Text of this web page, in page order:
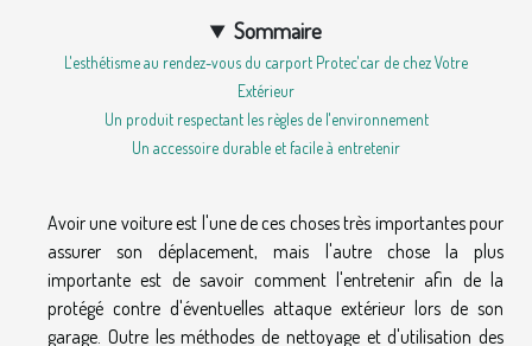
Sommaire
L'esthétisme au rendez-vous du carport Protec'car de chez Votre
Extérieur
Un produit respectant les règles de l'environnement
Un accessoire durable et facile à entretenir
Avoir une voiture est l'une de ces choses très importantes pour
assurer son déplacement, mais l'autre chose la plus
importante est de savoir comment l'entretenir afin de la
protégé contre d'éventuelles attaque extérieur lors de son
garage. Outre les méthodes de nettoyage et d'utilisation des